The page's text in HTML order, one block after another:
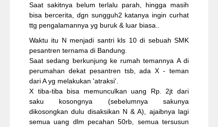
Saat sakitnya belum terlalu parah, hingga masih
bisa bercerita, dgn sungguh2 katanya ingin curhat
ttg pengalamannya yg buruk & luar biasa..
Waktu itu N menjadi santri kls 10 di sebuah SMK
pesantren ternama di Bandung.
Saat sedang berkunjung ke rumah temannya A di
perumahan dekat pesantren tsb, ada X - teman
dari A yg melakukan 'atraksi'.
X tiba-tiba bisa memunculkan uang Rp. 2jt dari
saku kosongnya (sebelumnya sakunya
dikosongkan dulu disaksikan N & A), ajaibnya lagi
semua uang dlm pecahan 50rb, semua tersusun